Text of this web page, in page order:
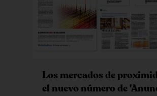
Los mercados de
el nuevo número de